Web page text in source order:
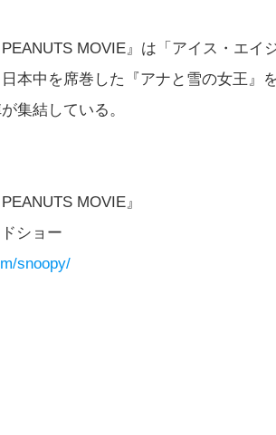
PEANUTS MOVIE』は「アイス・エ
本中を席巻した『アナと雪の女王』
集結している。
MOVIE』
ショー
snoopy/